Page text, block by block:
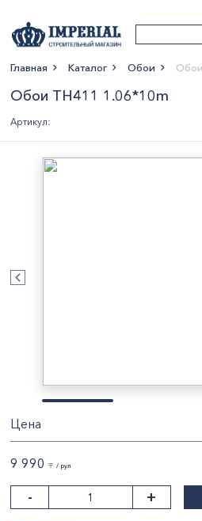
Показать
Главная Каталог Обои
Обои TH411 1.06*10m
Артикул:
Цена
9 990 〒 / рул
- +